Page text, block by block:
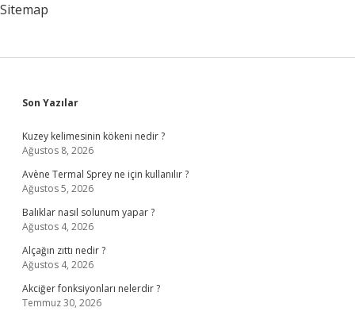
Sitemap
Sidebar
Son Yazılar
Kuzey kelimesinin kökeni nedir ?
Ağustos 8, 2026
Avène Termal Sprey ne için kullanılır ?
Ağustos 5, 2026
Balıklar nasıl solunum yapar ?
Ağustos 4, 2026
Alçağın zıttı nedir ?
Ağustos 4, 2026
Akciğer fonksiyonları nelerdir ?
Temmuz 30, 2026